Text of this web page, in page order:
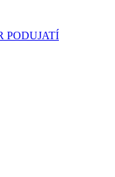
PODUJATÍ